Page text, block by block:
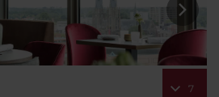
7